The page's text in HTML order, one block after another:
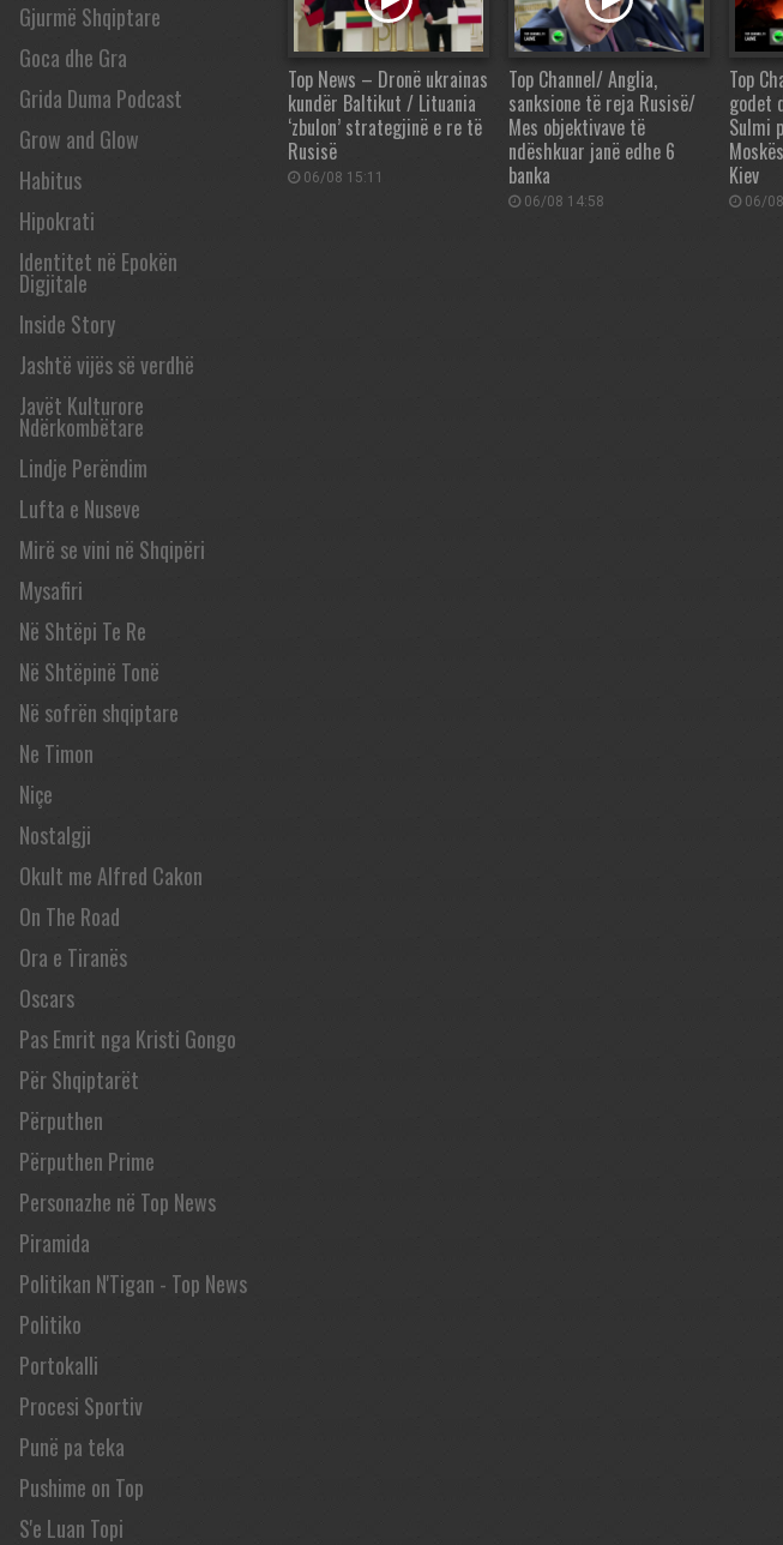
Gjurmë Shqiptare
Goca dhe Gra
Grida Duma Podcast
Grow and Glow
Habitus
Hipokrati
Identitet në Epokën
Digjitale
Inside Story
Jashtë vijës së verdhë
Javët Kulturore
Ndërkombëtare
Lindje Perëndim
Lufta e Nuseve
Mirë se vini në Shqipëri
Mysafiri
Në Shtëpi Te Re
Në Shtëpinë Tonë
Në sofrën shqiptare
Ne Timon
Niçe
Nostalgji
Okult me Alfred Cakon
On The Road
Ora e Tiranës
Oscars
Pas Emrit nga Kristi Gongo
Për Shqiptarët
Përputhen
Përputhen Prime
Personazhe në Top News
Piramida
Politikan N'Tigan - Top News
Politiko
Portokalli
Procesi Sportiv
Punë pa teka
Pushime on Top
S'e Luan Topi
Top News – Dronë ukrainas
kundër Baltikut / Lituania
‘zbulon’ strategjinë e re të
Rusisë
06/08 15:11
Top Channel/ Anglia,
sanksione të reja Rusisë/
Mes objektivave të
ndëshkuar janë edhe 6
banka
06/08 14:58
Top
godet
Sulmi
Kiev
06/